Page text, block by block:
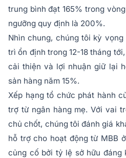
trung bình đạt 165% trong
ngưỡng quy định là 200%.
Nhìn chung, chúng tôi kỳ
trì ổn định trong 12-18 tháng
cải thiện và lợi nhuận giữ lại
sản hàng năm 15%.
Xếp hạng tổ chức phát hành
trợ từ ngân hàng mẹ. Với vai
chủ chốt, chúng tôi đánh giá
hỗ trợ cho hoạt động từ MBB
củng cố bởi tỷ lệ sở hữu đáng